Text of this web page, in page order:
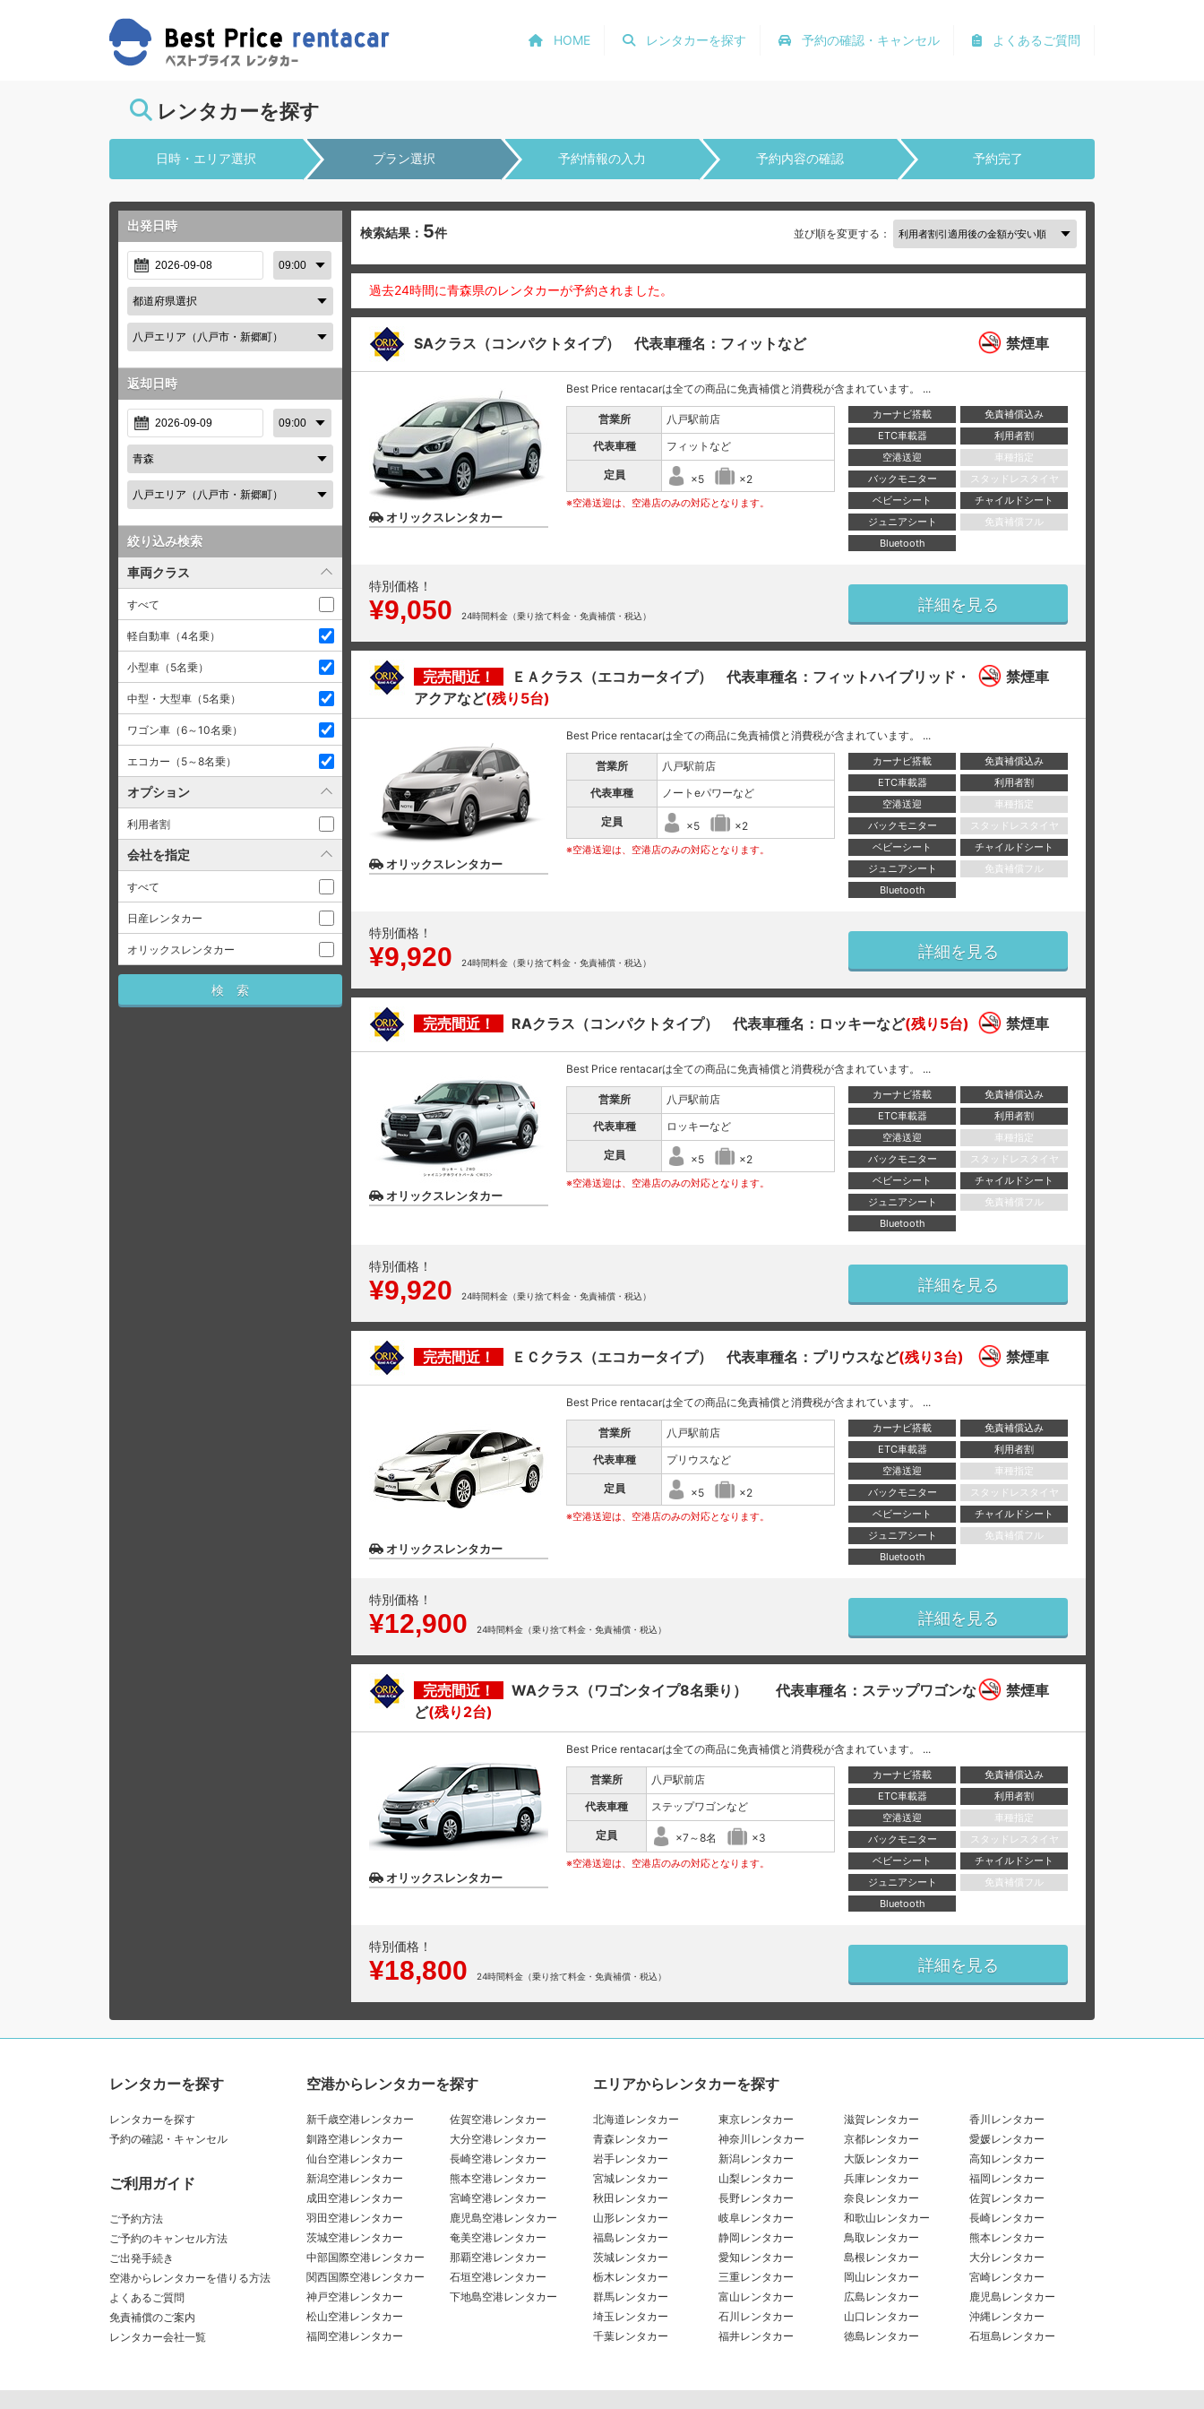
よくあるご質問
予約の確認・キャンセル
レンタカーを探す
HOME
レンタカーを探す
日時・エリア選択 プラン選択 予約情報の入力 予約内容の確認 予約完了
出発日時
返却日時
絞り込み検索
車両クラス
すべて
軽自動車（4名乗）
小型車（5名乗）
中型・大型車（5名乗）
ワゴン車（6～10名乗）
エコカー（5～8名乗）
オプション
利用者割
会社を指定
すべて
日産レンタカー
オリックスレンタカー
検索結果： 5件 並び順を変更する：
過去24時間に青森県のレンタカーが予約されました。
SAクラス（コンパクトタイプ） 代表車種名：フィットなど 禁煙車
オリックスレンタカー
Best Price rentacarは全ての商品に免責補償と消費税が含まれています。 ...
営業所
八戸駅前店
代表車種
フィットなど
定員 ×5 ×2
※空港送迎は、空港店のみの対応となります。
カーナビ搭載
免責補償込み
ETC車載器
利用者割
空港送迎
車種指定
バックモニター
スタッドレスタイヤ
ベビーシート
チャイルドシート
ジュニアシート
免責補償フル
Bluetooth
特別価格！
¥9,050 24時間料金（乗り捨て料金・免責補償・税込）
詳細を見る
完売間近！
ＥＡクラス（エコカータイプ） 代表車種名：フィットハイブリッド・
アクアなど(残り5台)
禁煙車
オリックスレンタカー
Best Price rentacarは全ての商品に免責補償と消費税が含まれています。 ...
営業所
八戸駅前店
代表車種
ノートeパワーなど
定員 ×5 ×2
※空港送迎は、空港店のみの対応となります。
カーナビ搭載
免責補償込み
ETC車載器
利用者割
空港送迎
車種指定
バックモニター
スタッドレスタイヤ
ベビーシート
チャイルドシート
ジュニアシート
免責補償フル
Bluetooth
特別価格！
¥9,920 24時間料金（乗り捨て料金・免責補償・税込）
詳細を見る
完売間近！ RAクラス（コンパクトタイプ） 代表車種名：ロッキーなど(残り5台) 禁煙車
オリックスレンタカー
Best Price rentacarは全ての商品に免責補償と消費税が含まれています。 ...
営業所
八戸駅前店
代表車種
ロッキーなど
定員 ×5 ×2
※空港送迎は、空港店のみの対応となります。
カーナビ搭載
免責補償込み
ETC車載器
利用者割
空港送迎
車種指定
バックモニター
スタッドレスタイヤ
ベビーシート
チャイルドシート
ジュニアシート
免責補償フル
Bluetooth
特別価格！
¥9,920 24時間料金（乗り捨て料金・免責補償・税込）
詳細を見る
完売間近！ ＥＣクラス（エコカータイプ） 代表車種名：プリウスなど(残り3台) 禁煙車
オリックスレンタカー
Best Price rentacarは全ての商品に免責補償と消費税が含まれています。 ...
営業所
八戸駅前店
代表車種
プリウスなど
定員 ×5 ×2
※空港送迎は、空港店のみの対応となります。
カーナビ搭載
免責補償込み
ETC車載器
利用者割
空港送迎
車種指定
バックモニター
スタッドレスタイヤ
ベビーシート
チャイルドシート
ジュニアシート
免責補償フル
Bluetooth
特別価格！
¥12,900 24時間料金（乗り捨て料金・免責補償・税込）
詳細を見る
完売間近！
WAクラス（ワゴンタイプ8名乗り） 代表車種名：ステップワゴンな
ど(残り2台)
禁煙車
オリックスレンタカー
Best Price rentacarは全ての商品に免責補償と消費税が含まれています。 ...
営業所
八戸駅前店
代表車種
ステップワゴンなど
定員 ×7～8名 ×3
※空港送迎は、空港店のみの対応となります。
カーナビ搭載
免責補償込み
ETC車載器
利用者割
空港送迎
車種指定
バックモニター
スタッドレスタイヤ
ベビーシート
チャイルドシート
ジュニアシート
免責補償フル
Bluetooth
特別価格！
¥18,800 24時間料金（乗り捨て料金・免責補償・税込）
詳細を見る
レンタカーを探す
レンタカーを探す
予約の確認・キャンセル
ご利用ガイド
ご予約方法
ご予約のキャンセル方法
ご出発手続き
空港からレンタカーを借りる方法
よくあるご質問
免責補償のご案内
レンタカー会社一覧
空港からレンタカーを探す
新千歳空港レンタカー
釧路空港レンタカー
仙台空港レンタカー
新潟空港レンタカー
成田空港レンタカー
羽田空港レンタカー
茨城空港レンタカー
中部国際空港レンタカー
関西国際空港レンタカー
神戸空港レンタカー
松山空港レンタカー
福岡空港レンタカー
佐賀空港レンタカー
大分空港レンタカー
長崎空港レンタカー
熊本空港レンタカー
宮崎空港レンタカー
鹿児島空港レンタカー
奄美空港レンタカー
那覇空港レンタカー
石垣空港レンタカー
下地島空港レンタカー
エリアからレンタカーを探す
北海道レンタカー
青森レンタカー
岩手レンタカー
宮城レンタカー
秋田レンタカー
山形レンタカー
福島レンタカー
茨城レンタカー
栃木レンタカー
群馬レンタカー
埼玉レンタカー
千葉レンタカー
東京レンタカー
神奈川レンタカー
新潟レンタカー
山梨レンタカー
長野レンタカー
岐阜レンタカー
静岡レンタカー
愛知レンタカー
三重レンタカー
富山レンタカー
石川レンタカー
福井レンタカー
滋賀レンタカー
京都レンタカー
大阪レンタカー
兵庫レンタカー
奈良レンタカー
和歌山レンタカー
鳥取レンタカー
島根レンタカー
岡山レンタカー
広島レンタカー
山口レンタカー
徳島レンタカー
香川レンタカー
愛媛レンタカー
高知レンタカー
福岡レンタカー
佐賀レンタカー
長崎レンタカー
熊本レンタカー
大分レンタカー
宮崎レンタカー
鹿児島レンタカー
沖縄レンタカー
石垣島レンタカー